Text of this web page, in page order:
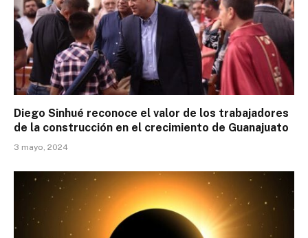
Diego Sinhué reconoce el valor de los trabajadores
de la construcción en el crecimiento de Guanajuato
3 mayo, 2024